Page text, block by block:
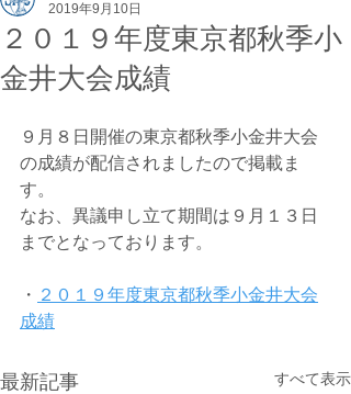
２０１９年度東京都秋季小
金井大会成績
2019年9月10日
９月８日開催の東京都秋季小金井大会
の成績が配信されましたので掲載ま
す。
なお、異議申し立て期間は９月１３日
までとなっております。
・ ２０１９年度東京都秋季小金井大会
成績
最新記事 すべて表示